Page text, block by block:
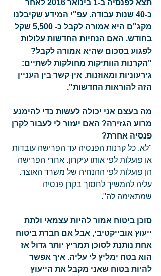
תצא לפנסיה ב-1 בינואר 2016 לאחר
כ-40 שנות עבודה. עפ"י המידע שקיבלנו
מקג"ם היא אמורה לקבל כ- 5,500 שקל
בחודש. האם הנחיות החדשות עלולות
לפגוע בסכום שהיא אמורה לקבל?
"הקרנות הוותיקות מחולקות לשתיים:
גירעוניות ומאוזנות. אין קשר בין העניין
הזה להוראות החדשות".
מה בעצם אני יכולה לעשות כדי להימנע
מרוע הגזירה? האם יעזור לי לעבור לקרן
פנסיה אחרת?
"לא. כל קרנות הפנסיה עד הפרישה עובדות
או פועלות לפי אותו עיקרון. אחרי הפרישה
הן פועלות לפי ההנחיה של משרד האוצר.
עליה להמשיך לחסוך בקרן פנסיה
שמתאימה לה".
סוכן ביטוח אמור להיות עצמאי ולתת
ייעוץ אובייקטיבי, אבל אם חברת ביטוח
אחת נותנת לסוכן תמריץ יותר גדול אז
הוא בטח ימליץ לי עליה. איך אפשר
להיות בטוח שאני מקבל את הייעוץ